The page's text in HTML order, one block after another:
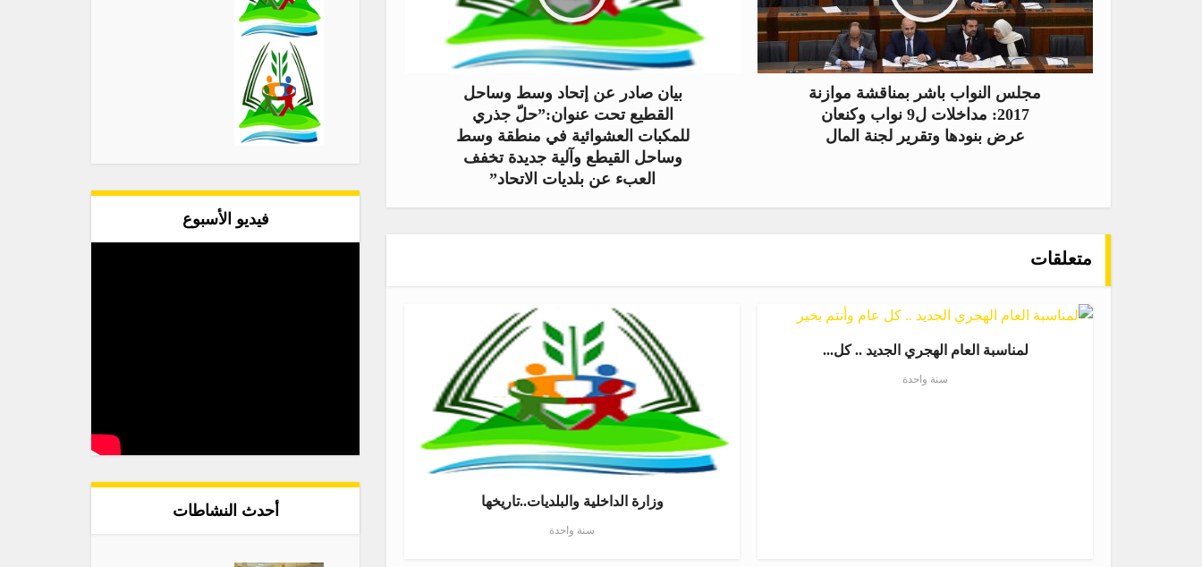
فيديو الأسبوع
أحدث النشاطات
بيان صادر عن إتحاد وسط وساحل
القطيع تحت عنوان:”حلّ جذري
للمكبات العشوائية في منطقة وسط
وساحل القيطع وآلية جديدة تخفف
العبء عن بلديات الاتحاد”
مجلس النواب باشر بمناقشة موازنة
2017: مداخلات ل9 نواب وكنعان
عرض بنودها وتقرير لجنة المال
متعلقات
لمناسبة العام الهجري الجديد .. كل...
سنة واحدة
وزارة الداخلية والبلديات..تاريخها
سنة واحدة